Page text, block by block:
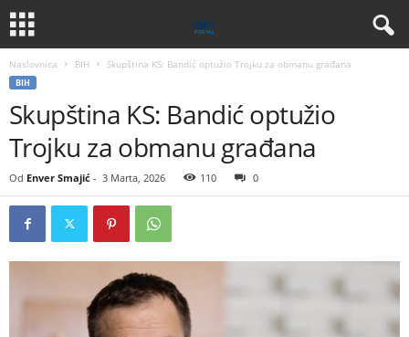
Naslovnica BIH Skupština KS: Bandić optužio Trojku za obmanu građana
BIH
Skupština KS: Bandić optužio
Trojku za obmanu građana
Od Enver Smajić - 3 Marta, 2026 110 0